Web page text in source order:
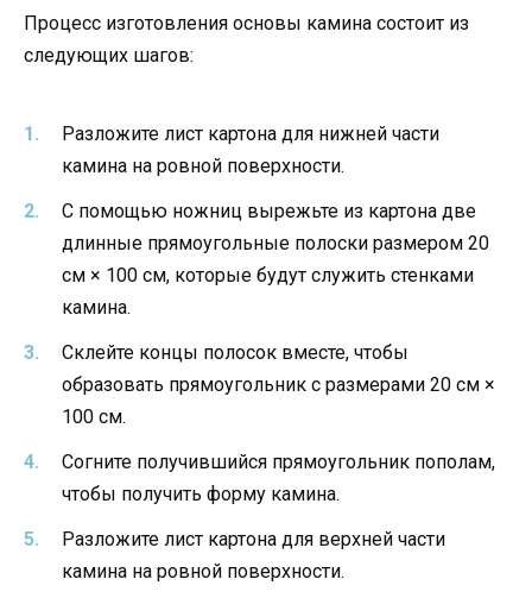
Процесс изготовления основы камина состоит из
следующих шагов:
Разложите лист картона для нижней части
камина на ровной поверхности.
С помощью ножниц вырежьте из картона две
длинные прямоугольные полоски размером 20
см × 100 см, которые будут служить стенками
камина.
Склейте концы полосок вместе, чтобы
образовать прямоугольник с размерами 20 см ×
100 см.
Согните получившийся прямоугольник пополам,
чтобы получить форму камина.
Разложите лист картона для верхней части
камина на ровной поверхности.